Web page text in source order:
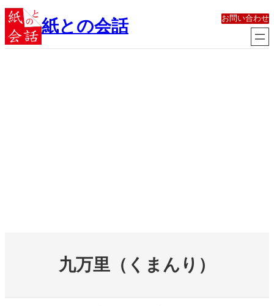
内
容
を
ス
紙との会話 お問い合わせ
九万里（くまんり）